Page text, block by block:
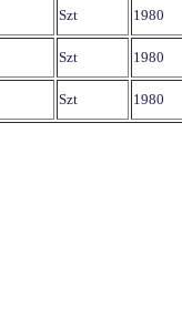
Szt 1980
Szt 1980
Szt 1980